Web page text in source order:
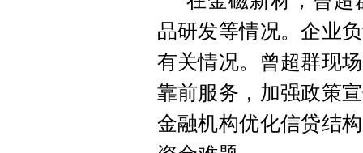
品研发等情况。企业
有关情况。曾超群现
靠前服务，加强政策
金融机构优化信贷结